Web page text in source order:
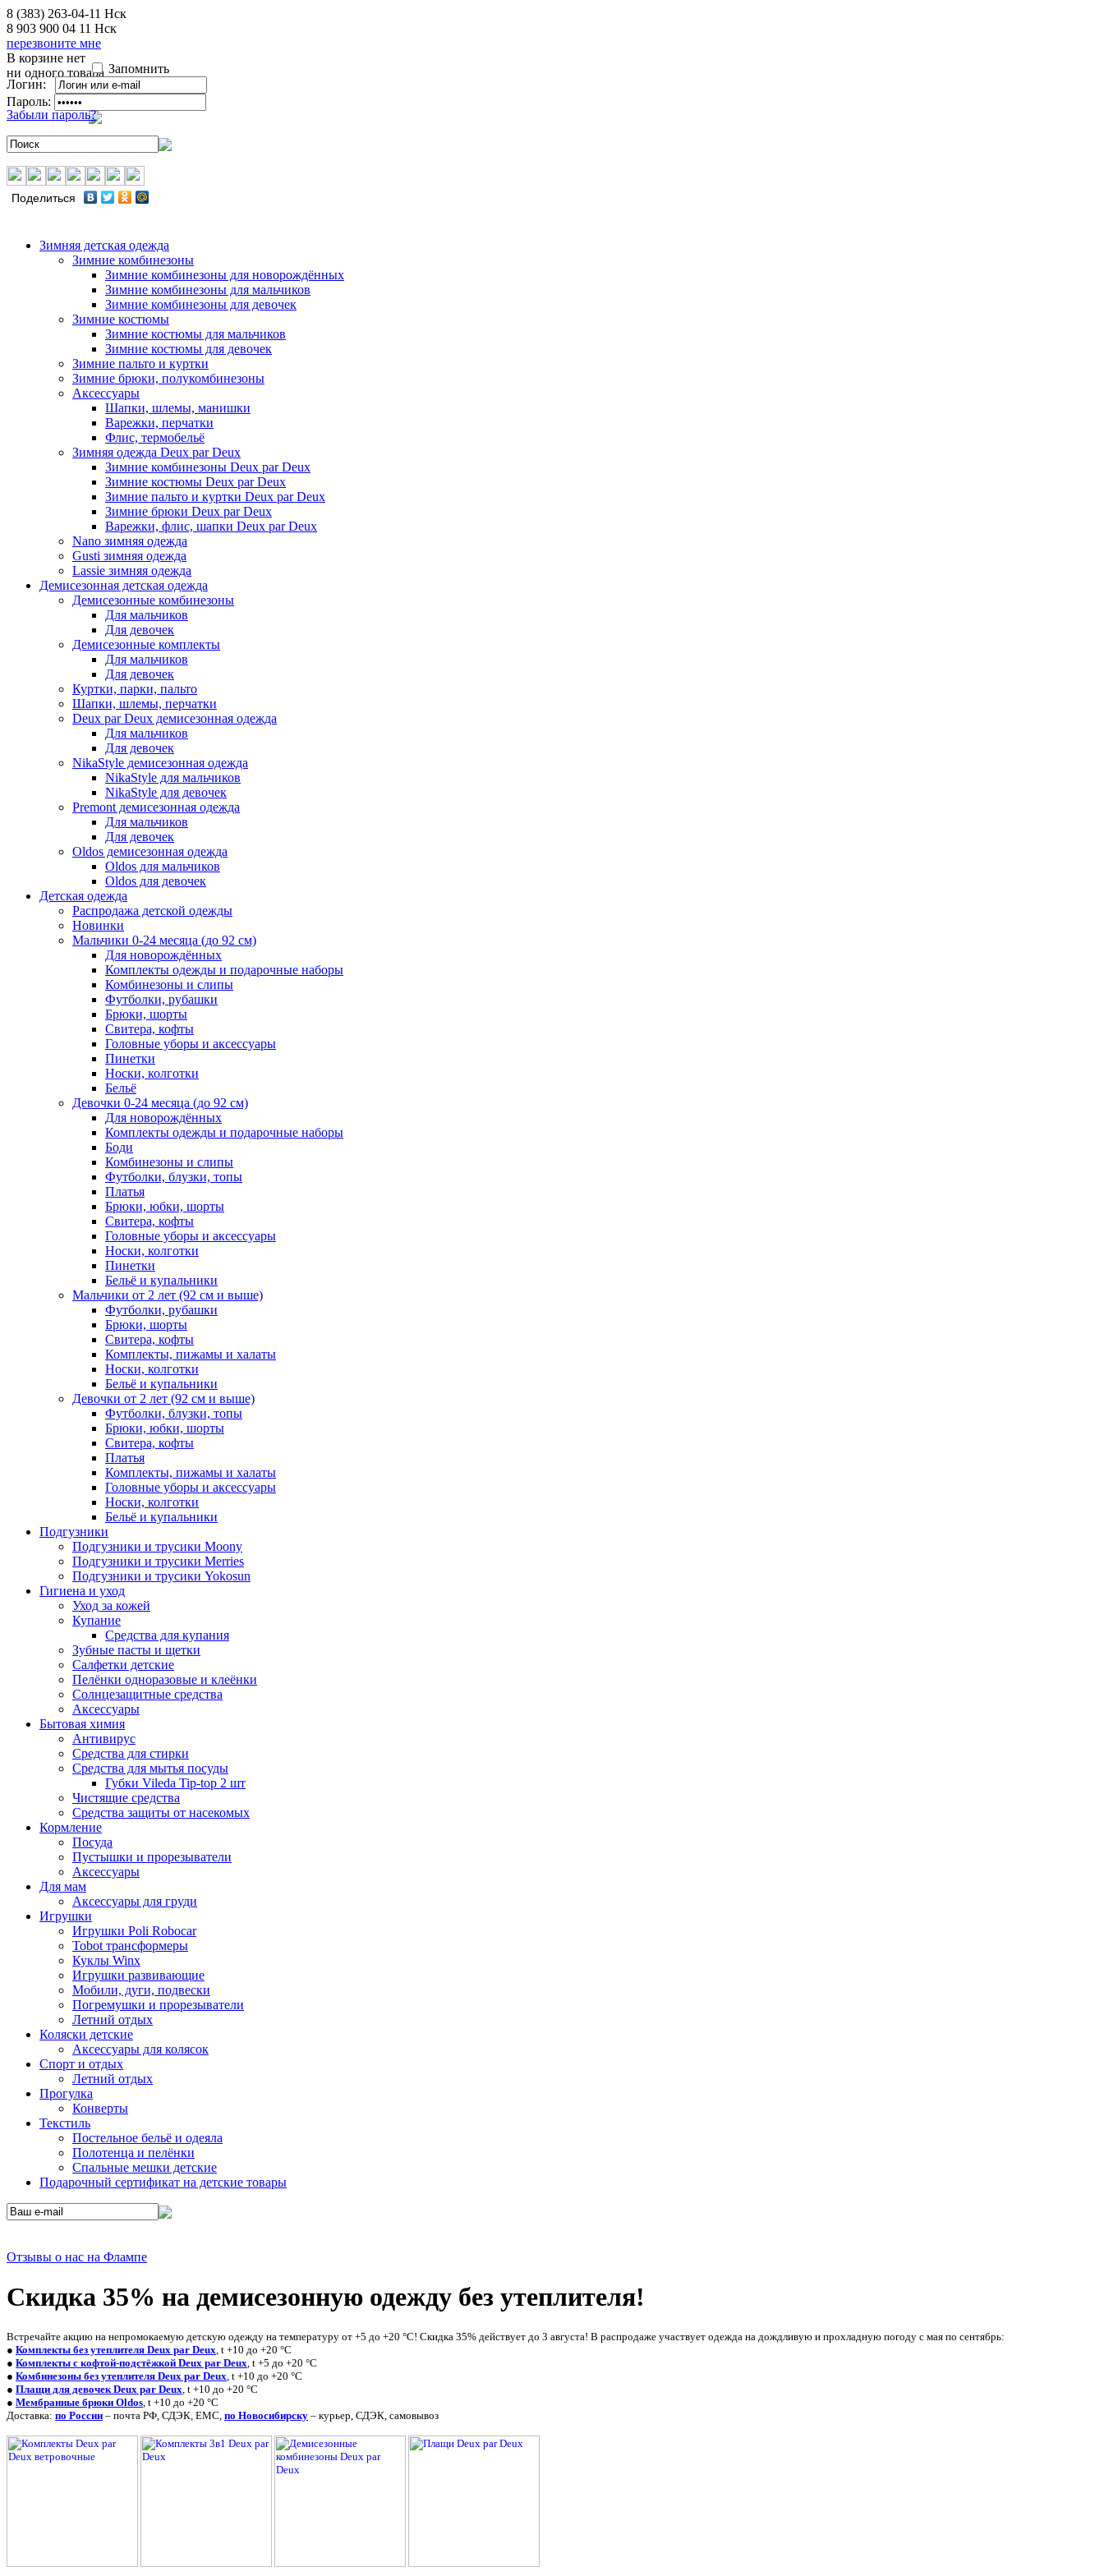
8 (383) 263-04-11 Нск
8 903 900 04 11 Нск
перезвоните мне
В корзине нет
ни одного товара Запомнить
Логин:
Пароль:
Забыли пароль?
Поделиться
Зимняя детская одежда
Зимние комбинезоны
Зимние комбинезоны для новорождённых
Зимние комбинезоны для мальчиков
Зимние комбинезоны для девочек
Зимние костюмы
Зимние костюмы для мальчиков
Зимние костюмы для девочек
Зимние пальто и куртки
Зимние брюки, полукомбинезоны
Аксессуары
Шапки, шлемы, манишки
Варежки, перчатки
Флис, термобельё
Зимняя одежда Deux par Deux
Зимние комбинезоны Deux par Deux
Зимние костюмы Deux par Deux
Зимние пальто и куртки Deux par Deux
Зимние брюки Deux par Deux
Варежки, флис, шапки Deux par Deux
Nano зимняя одежда
Gusti зимняя одежда
Lassie зимняя одежда
Демисезонная детская одежда
Демисезонные комбинезоны
Для мальчиков
Для девочек
Демисезонные комплекты
Для мальчиков
Для девочек
Куртки, парки, пальто
Шапки, шлемы, перчатки
Deux par Deux демисезонная одежда
Для мальчиков
Для девочек
NikaStyle демисезонная одежда
NikaStyle для мальчиков
NikaStyle для девочек
Premont демисезонная одежда
Для мальчиков
Для девочек
Oldos демисезонная одежда
Oldos для мальчиков
Oldos для девочек
Детская одежда
Распродажа детской одежды
Новинки
Мальчики 0-24 месяца (до 92 см)
Для новорождённых
Комплекты одежды и подарочные наборы
Комбинезоны и слипы
Футболки, рубашки
Брюки, шорты
Свитера, кофты
Головные уборы и аксессуары
Пинетки
Носки, колготки
Бельё
Девочки 0-24 месяца (до 92 см)
Для новорождённых
Комплекты одежды и подарочные наборы
Боди
Комбинезоны и слипы
Футболки, блузки, топы
Платья
Брюки, юбки, шорты
Свитера, кофты
Головные уборы и аксессуары
Носки, колготки
Пинетки
Бельё и купальники
Мальчики от 2 лет (92 см и выше)
Футболки, рубашки
Брюки, шорты
Свитера, кофты
Комплекты, пижамы и халаты
Носки, колготки
Бельё и купальники
Девочки от 2 лет (92 см и выше)
Футболки, блузки, топы
Брюки, юбки, шорты
Свитера, кофты
Платья
Комплекты, пижамы и халаты
Головные уборы и аксессуары
Носки, колготки
Бельё и купальники
Подгузники
Подгузники и трусики Moony
Подгузники и трусики Merries
Подгузники и трусики Yokosun
Гигиена и уход
Уход за кожей
Купание
Средства для купания
Зубные пасты и щетки
Салфетки детские
Пелёнки одноразовые и клеёнки
Солнцезащитные средства
Аксессуары
Бытовая химия
Антивирус
Средства для стирки
Средства для мытья посуды
Губки Vileda Tip-top 2 шт
Чистящие средства
Средства защиты от насекомых
Кормление
Посуда
Пустышки и прорезыватели
Аксессуары
Для мам
Аксессуары для груди
Игрушки
Игрушки Poli Robocar
Tobot трансформеры
Куклы Winx
Игрушки развивающие
Мобили, дуги, подвески
Погремушки и прорезыватели
Летний отдых
Коляски детские
Аксессуары для колясок
Спорт и отдых
Летний отдых
Прогулка
Конверты
Текстиль
Постельное бельё и одеяла
Полотенца и пелёнки
Спальные мешки детские
Подарочный сертификат на детские товары
Отзывы о нас на Флампе
Скидка 35% на демисезонную одежду без утеплителя!
Встречайте акцию на непромокаемую детскую одежду на температуру от +5 до +20 °С! Скидка 35% действует до 3 августа! В распродаже участвует одежда на дождливую и прохладную погоду с мая по сентябрь:
● Комплекты без утеплителя Deux par Deux , t +10 до +20 °С
● Комплекты с кофтой-подстёжкой Deux par Deux , t +5 до +20 °С
● Комбинезоны без утеплителя Deux par Deux , t +10 до +20 °С
● Плащи для девочек Deux par Deux , t +10 до +20 °С
● Мембранные брюки Oldos , t +10 до +20 °С
Доставка: по России – почта РФ, СДЭК, ЕМС, по Новосибирску – курьер, СДЭК, самовывоз